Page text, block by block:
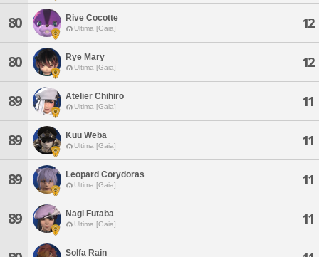
80 Rive Cocotte
Ultima [Gaia] 12
80 Rye Mary
Ultima [Gaia] 12
89 Atelier Chihiro
Ultima [Gaia] 11
89 Kuu Weba
Ultima [Gaia] 11
89 Leopard Corydoras
Ultima [Gaia] 11
89 Nagi Futaba
Ultima [Gaia] 11
Solfa Rain